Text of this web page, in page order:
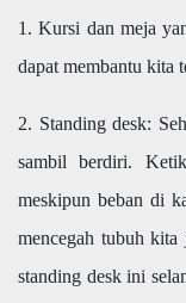
1. Kursi dan meja
dapat membantu kita
2. Standing desk:
sambil berdiri.
meskipun beban di
mencegah tubuh
standing desk ini